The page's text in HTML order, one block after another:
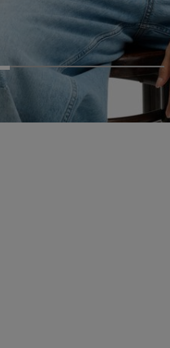
3 4 5